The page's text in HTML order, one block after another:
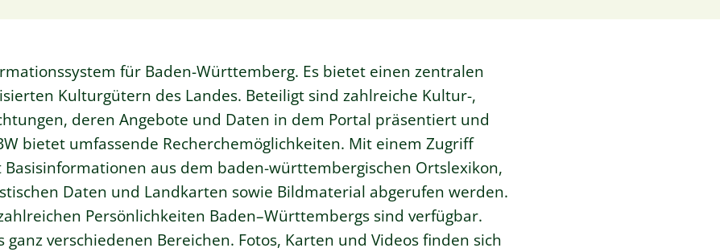
für Baden-Württemberg. Es bietet einen zentralen
Kulturgütern des Landes. Beteiligt sind zahlreiche Kultur-,
deren Angebote und Daten in dem Portal präsentiert und
bietet umfassende Recherchemöglichkeiten. Mit einem Zugriff
aus dem baden-württembergischen Ortslexikon,
Daten und Landkarten sowie Bildmaterial abgerufen werden.
Persönlichkeiten Baden–Württembergs sind verfügbar.
verschiedenen Bereichen. Fotos, Karten und Videos finden sich